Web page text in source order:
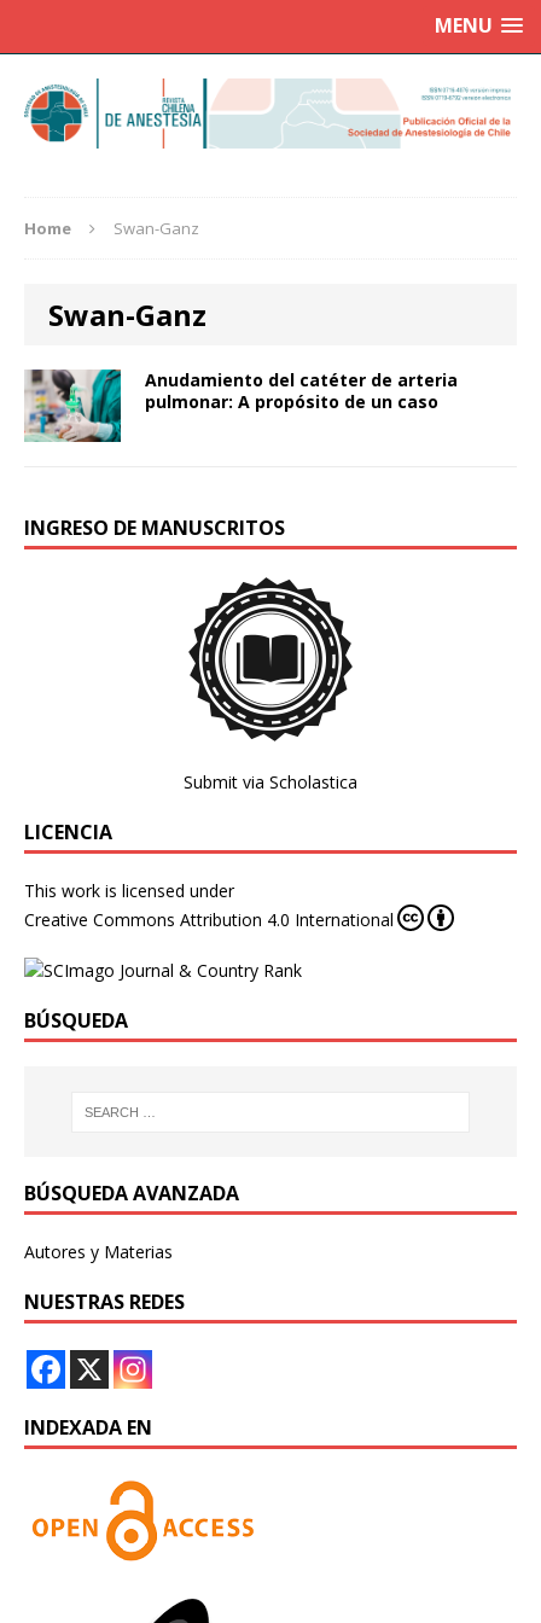
MENU
Home Swan-Ganz
Swan-Ganz
Anudamiento del catéter de arteria
pulmonar: A propósito de un caso
INGRESO DE MANUSCRITOS
Submit via Scholastica
LICENCIA
This work is licensed under
Creative Commons Attribution 4.0 International
BÚSQUEDA
BÚSQUEDA AVANZADA
Autores y Materias
NUESTRAS REDES
INDEXADA EN